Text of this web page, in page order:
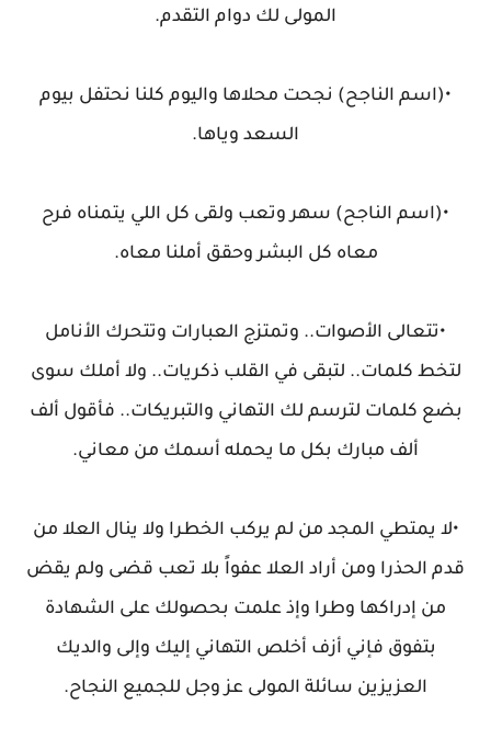
المولى لك دوام التقدم.
•(اسم الناجح) نجحت محلاها واليوم كلنا نحتفل بيوم
السعد وياها.
•(اسم الناجح) سهر وتعب ولقى كل اللي يتمناه فرح
معاه كل البشر وحقق أملنا معاه.
•تتعالى الأصوات.. وتمتزج العبارات وتتحرك الأنامل
لتخط كلمات.. لتبقى في القلب ذكريات.. ولا أملك سوى
بضع كلمات لترسم لك التهاني والتبريكات.. فأقول ألف
ألف مبارك بكل ما يحمله أسمك من معاني.
•لا يمتطي المجد من لم يركب الخطرا ولا ينال العلا من
قدم الحذرا ومن أراد العلا عفواً بلا تعب قضى ولم يقض
من إدراكها وطرا وإذ علمت بحصولك على الشهادة
بتفوق فإني أزف أخلص التهاني إليك وإلى والديك
العزيزين سائلة المولى عز وجل للجميع النجاح.